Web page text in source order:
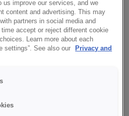
Savoury filling
us improve our services, and we
content and advertising. This may
partners in social media and
accept or reject different cookie
Learn more about each
settings”. See also our
Privacy and